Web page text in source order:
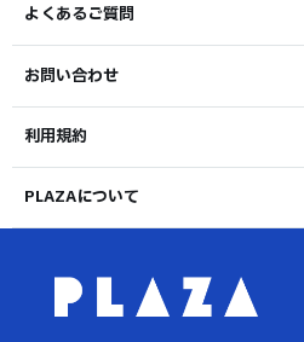
よくあるご質問
お問い合わせ
利用規約
PLAZAについて